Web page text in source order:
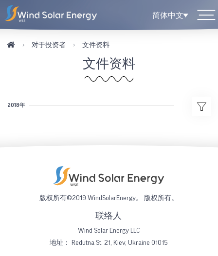
简体中文
对于投资者 文件资料
文件资料
2018年
版权所有©2019 WindSolarEnergy。 版权所有。
联络人
Wind Solar Energy LLC
地址：
Redutna St. 21, Kiev, Ukraine 01015